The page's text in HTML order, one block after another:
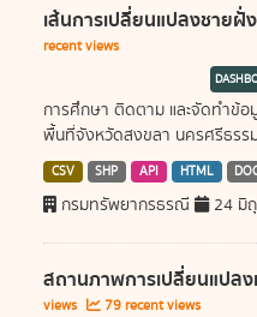
เส้นการเปลี่ยนแปลงชายฝั่ง
recent views
การศึกษา ติดตาม และจัดทำข้อมู
พื้นที่จังหวัดสงขลา นครศรีธรร
CSV SHP API HTML
กรมทรัพยากรธรณี 24 มิ
สถานภาพการเปลี่ยนแปลง
views
79 recent views